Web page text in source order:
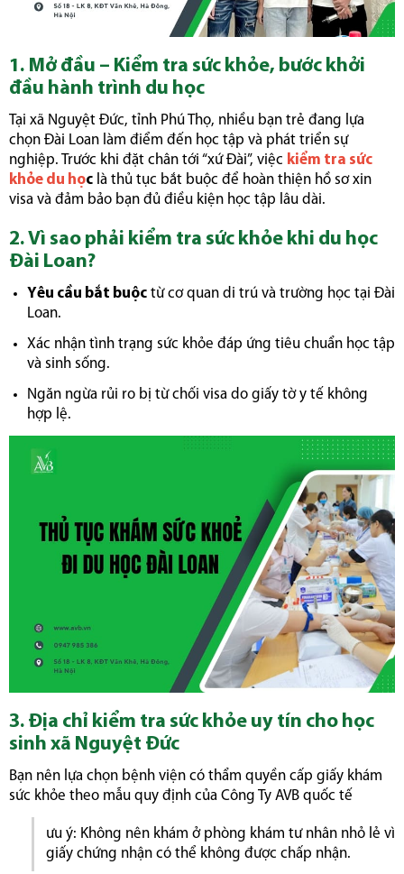
1. Mở đầu – Kiểm tra sức khỏe, bước khởi
đầu hành trình du học
Tại xã Nguyệt Đức, tỉnh Phú Thọ, nhiều bạn trẻ đang lựa
chọn Đài Loan làm điểm đến học tập và phát triển sự
nghiệp. Trước khi đặt chân tới “xứ Đài”, việc kiểm tra sức
khỏe du học là thủ tục bắt buộc để hoàn thiện hồ sơ xin
visa và đảm bảo bạn đủ điều kiện học tập lâu dài.
2. Vì sao phải kiểm tra sức khỏe khi du học
Đài Loan?
Yêu cầu bắt buộc từ cơ quan di trú và trường học tại Đài
Loan.
Xác nhận tình trạng sức khỏe đáp ứng tiêu chuẩn học tập
và sinh sống.
Ngăn ngừa rủi ro bị từ chối visa do giấy tờ y tế không
hợp lệ.
3. Địa chỉ kiểm tra sức khỏe uy tín cho học
sinh xã Nguyệt Đức
Bạn nên lựa chọn bệnh viện có thẩm quyền cấp giấy khám
sức khỏe theo mẫu quy định của Công Ty AVB quốc tế
ưu ý: Không nên khám ở phòng khám tư nhân nhỏ lẻ vì
giấy chứng nhận có thể không được chấp nhận.